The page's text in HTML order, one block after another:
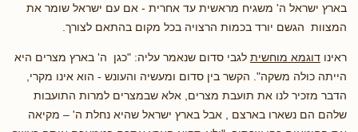
בארץ ישראל ה' משגיח מראשית עד אחרית - אם עם ישראל שומר את
המצוות הגשם יורד בכמות הרצויה בכל מקום בהתאם לצורך.
ראינו דוגמא מוחשית לגבי סדום שנאמר עליה: "כגן ה' בארץ מצרים היא
הייתה כולה משקה". הקשר בין סדום ומעשיה והעונש - הוא אינו מקרי,
הדבר מזכיר לנו את תועבת מצרים, אלא שבמצרים למרות התועבות
שלהם הם נשארו בארצם , אבל בארץ ישראל שהיא נחלת ה' – מקיאה